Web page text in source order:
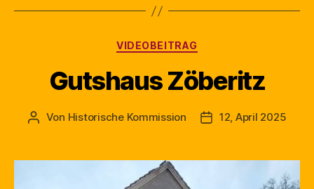
Kategorien
VIDEOBEITRAG
Gutshaus Zöberitz
Beitragsautor
Von Historische Kommission Beitragsdatum
12, April 2025